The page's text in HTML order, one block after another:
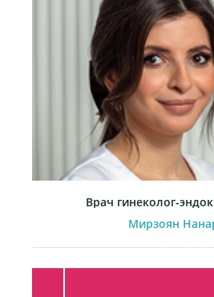
Врач гинеколог-
Мирзоян